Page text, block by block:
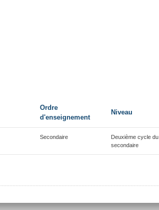
Ordre
d'enseignement
Niveau
Secondaire
Deuxième cycle du
secondaire